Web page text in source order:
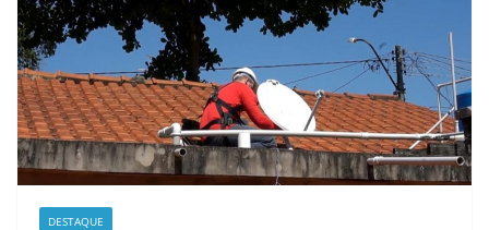
DESTAQUE